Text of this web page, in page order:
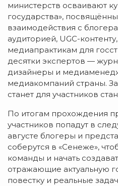
министерств осваивают
государства»,
взаимодействия с
аудиторией, UGC-
медиапрактикам для
десятки экспертов —
дизайнеры и
медиакомпаний страны.
станет для участников
По итогам прохождения
участников попадут в
августе блогеры и
соберутся в «Сенеже»,
команды и начать
отражающие актуальную
повестку и реальные